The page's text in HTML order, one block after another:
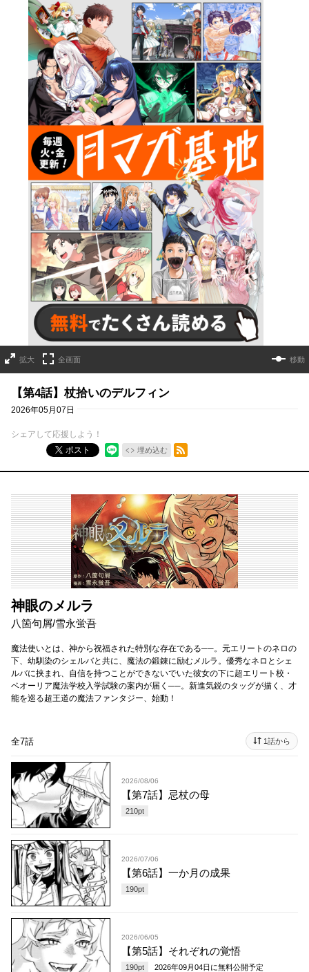
詳細ページへのリンク
拡大 全画面 移動
【第4話】杖拾いのデルフィン
2026年05月07日
シェアして応援しよう！
ポスト
埋め込む
RSSフィード
神眼のメルラ
八箇句屑/雪永蛍吾
魔法使いとは、神から祝福された特別な存在である──。元エリートのネロの
下、幼馴染のシェルバと共に、魔法の鍛錬に励むメルラ。優秀なネロとシェ
ルバに挟まれ、自信を持つことができないでいた彼女の下に超エリート校・
ベオーリア魔法学校入学試験の案内が届く──。新進気鋭のタッグが描く、才
能を巡る超王道の魔法ファンタジー、始動！
全7話 1話から
2026/08/06
【第7話】忌杖の母
210pt
2026/07/06
【第6話】一か月の成果
190pt
2026/06/05
【第5話】それぞれの覚悟
190pt 2026年09月04日 に無料公開予定